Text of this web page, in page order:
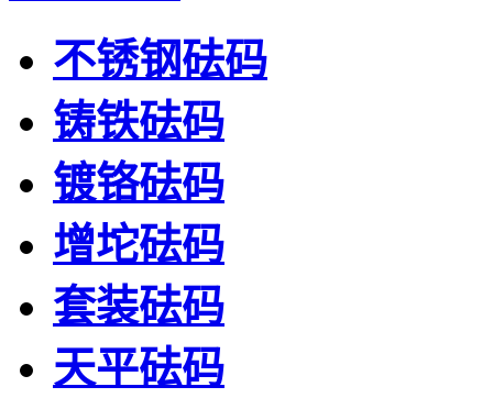
不锈钢砝码
铸铁砝码
镀铬砝码
增坨砝码
套装砝码
天平砝码